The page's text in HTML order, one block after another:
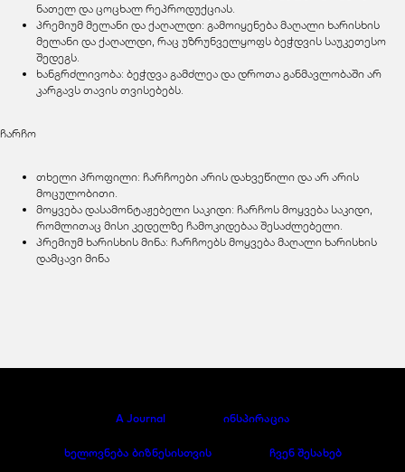
ნათელ და ცოცხალ რეპროდუქციას.
პრემიუმ მელანი და ქაღალდი: გამოიყენება მაღალი ხარისხის
მელანი და ქაღალდი, რაც უზრუნველყოფს ბეჭდვის საუკეთესო
შედეგს.
ხანგრძლივობა: ბეჭდვა გამძლეა და დროთა განმავლობაში არ
კარგავს თავის თვისებებს.
ჩარჩო
თხელი პროფილი: ჩარჩოები არის დახვეწილი და არ არის
მოცულობითი.
მოყვება დასამონტაჟებელი საკიდი: ჩარჩოს მოყვება საკიდი,
რომლითაც მისი კედელზე ჩამოკიდებაა შესაძლებელი.
პრემიუმ ხარისხის მინა: ჩარჩოებს მოყვება მაღალი ხარისხის
დამცავი მინა
A Journal ინსპირაცია
ხელოვნება ბიზნესისთვის ჩვენ შესახებ